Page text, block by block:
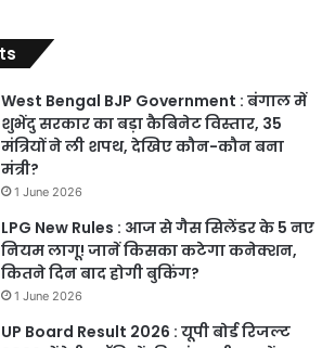
West Bengal BJP Government : बंगाल में
शुभेंदु सरकार का बड़ा कैबिनेट विस्तार, 35
मंत्रियों ने ली शपथ, देखिए कौन-कौन बना
मंत्री?
1 June 2026
LPG New Rules : आज से गैस सिलेंडर के 5 नए
नियम लागू! जानें किसका कटेगा कनेक्शन,
कितने दिन बाद होगी बुकिंग?
1 June 2026
UP Board Result 2026 : यूपी बोर्ड रिजल्ट